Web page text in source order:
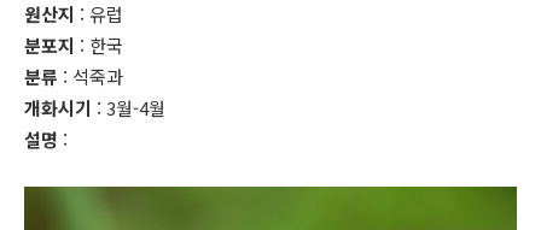
원산지 : 유럽
분포지 : 한국
분류 : 석죽과
개화시기 : 3월-4월
설명 :